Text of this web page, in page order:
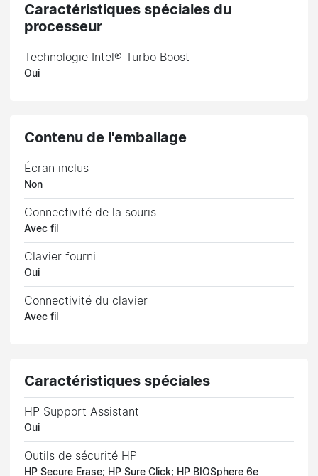
Caractéristiques spéciales du
processeur
Technologie Intel® Turbo Boost
Oui
Contenu de l'emballage
Écran inclus
Non
Connectivité de la souris
Avec fil
Clavier fourni
Oui
Connectivité du clavier
Avec fil
Caractéristiques spéciales
HP Support Assistant
Oui
Outils de sécurité HP
HP Secure Erase; HP Sure Click; HP BIOSphere 6e